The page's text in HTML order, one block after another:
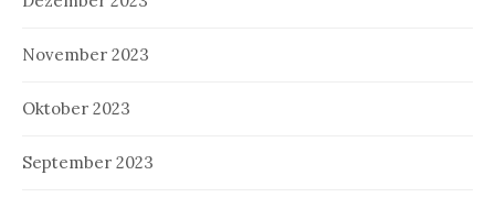
November 2023
Oktober 2023
September 2023